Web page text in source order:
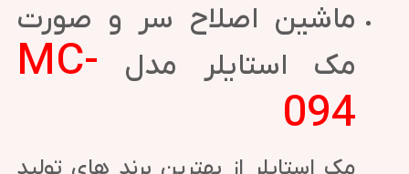
ماشین اصلاح سر و صورت
مک استایلر مدل MC-
094